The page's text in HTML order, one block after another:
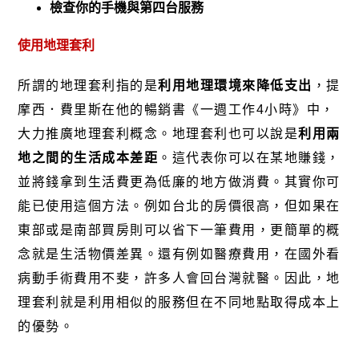
檢查你的手機與第四台服務
使用地理套利
所謂的地理套利指的是利用地理環境來降低支出 ，提
摩西．費里斯在他的暢銷書《一週工作4小時》中，
大力推廣地理套利概念。地理套利也可以說是利用兩
地之間的生活成本差距 。這代表你可以在某地賺錢，
並將錢拿到生活費更為低廉的地方做消費。其實你可
能已使用這個方法。例如台北的房價很高，但如果在
東部或是南部買房則可以省下一筆費用，更簡單的概
念就是生活物價差異。還有例如醫療費用，在國外看
病動手術費用不斐，許多人會回台灣就醫。因此，地
理套利就是利用相似的服務但在不同地點取得成本上
的優勢。